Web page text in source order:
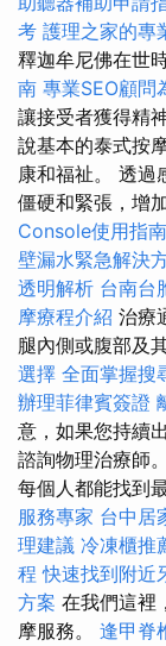
考 護理之家的專
釋迦牟尼佛在世
南 專業SEO顧問
讓接受者獲得精
說基本的泰式按
康和福祉。 透過
僵硬和緊張，增
Console使用指南
壁漏水緊急解決
透明解析 台南台
摩療程介紹 治療
腿內側或腹部及
選擇 全面掌握搜
辦理菲律賓簽證
意，如果您持續
諮詢物理治療師
每個人都能找到
服務專家 台中居
理建議 冷凍櫃推
程快速找到附近
方案 在我們這裡
摩服務。 逢甲脊